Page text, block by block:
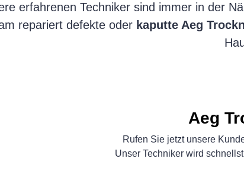
erfahrenen Techniker sind immer in der
repariert defekte oder kaputte Aeg
Aeg
Rufen Sie jetzt unsere
Unser Techniker wird